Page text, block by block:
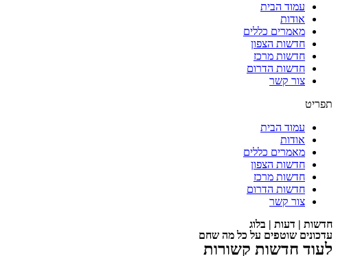
עמוד הבית
אודות
מאמרים כללים
חדשות הצפון
חדשות מרכז
חדשות הדרום
צור קשר
תפריט
עמוד הבית
אודות
מאמרים כללים
חדשות הצפון
חדשות מרכז
חדשות הדרום
צור קשר
חדשות | דעות | בלוג
עדכונים שוטפים על כל מה שחם
לעוד חדשות קשורות